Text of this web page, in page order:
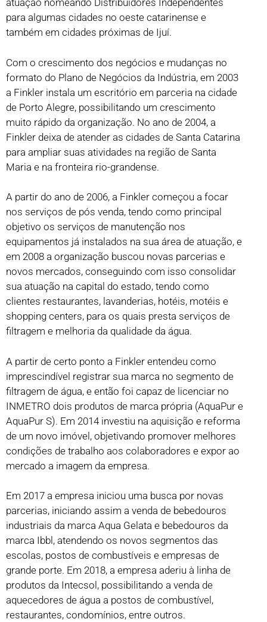
atuação nomeando Distribuidores Independentes
para algumas cidades no oeste catarinense e
também em cidades próximas de Ijuí.
Com o crescimento dos negócios e mudanças no
formato do Plano de Negócios da Indústria, em 2003
a Finkler instala um escritório em parceria na cidade
de Porto Alegre, possibilitando um crescimento
muito rápido da organização. No ano de 2004, a
Finkler deixa de atender as cidades de Santa Catarina
para ampliar suas atividades na região de Santa
Maria e na fronteira rio-grandense.
A partir do ano de 2006, a Finkler começou a focar
nos serviços de pós venda, tendo como principal
objetivo os serviços de manutenção nos
equipamentos já instalados na sua área de atuação, e
em 2008 a organização buscou novas parcerias e
novos mercados, conseguindo com isso consolidar
sua atuação na capital do estado, tendo como
clientes restaurantes, lavanderias, hotéis, motéis e
shopping centers, para os quais presta serviços de
filtragem e melhoria da qualidade da água.
A partir de certo ponto a Finkler entendeu como
imprescindível registrar sua marca no segmento de
filtragem de água, e então foi capaz de licenciar no
INMETRO dois produtos de marca própria (AquaPur e
AquaPur S). Em 2014 investiu na aquisição e reforma
de um novo imóvel, objetivando promover melhores
condições de trabalho aos colaboradores e expor ao
mercado a imagem da empresa.
Em 2017 a empresa iniciou uma busca por novas
parcerias, iniciando assim a venda de bebedouros
industriais da marca Aqua Gelata e bebedouros da
marca Ibbl, atendendo os novos segmentos das
escolas, postos de combustíveis e empresas de
grande porte. Em 2018, a empresa aderiu à linha de
produtos da Intecsol, possibilitando a venda de
aquecedores de água a postos de combustível,
restaurantes, condomínios, entre outros.